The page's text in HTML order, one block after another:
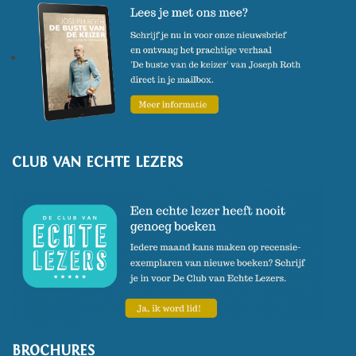
lieve gunsteling
, waarvan de vertaalrechten aan 14
landen werden verkocht, ontving hij de F. Bordewijk-
prijs en zowel de jury- als de publieksprijs van de
Vlaamse literatuurpijs de Boon. In 2022 verscheen zijn
derde dichtbundel Komijnsplitsers en het
Boekenweekessay
CLUB VAN ECHTE LEZERS
BROCHURES